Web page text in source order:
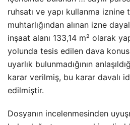
ruhsatı ve yapı kullanma iznine
muhtarlığından alınan izne
inşaat alanı 133,14 m² olarak
yolunda tesis edilen dava
uyarlık bulunmadığının
karar verilmiş, bu karar davalı
edilmiştir.
Dosyanın incelenmesinden